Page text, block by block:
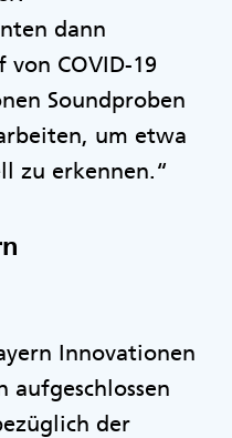
dann
COVID-19
Soundproben
um etwa
zu erkennen.“
Innovationen
aufgeschlossen
der